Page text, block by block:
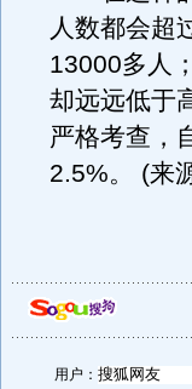
人数都会超
13000多人
却远远低于
严格考查，
2.5%。 (来
用户：